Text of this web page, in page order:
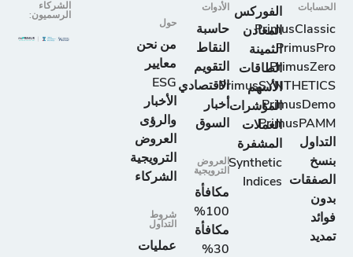
الحسابات
PrimusClassic
PrimusPro
PrimusZero
PrimusSYNTHETICS
PrimusDemo
PrimusPAMM
التداول
بنسخ
الصفقات
بدون
فوائد
تمديد
الفوركس
المعادن
الثمينة
الطاقات
الأسهم
المؤشرات
العملات
المشفرة
Synthetic
Indices
الأدوات
حاسبة
النقاط
التقويم
الاقتصادي
أخبار
السوق
العروض
الترويجية
مكافأة
100%
مكافأة
30%
حول
من نحن
معايير
ESG
الأخبار
والرؤى
العروض
الترويجية
الشركاء
شروط
التداول
عمليات
الشركاء
الرسميون: